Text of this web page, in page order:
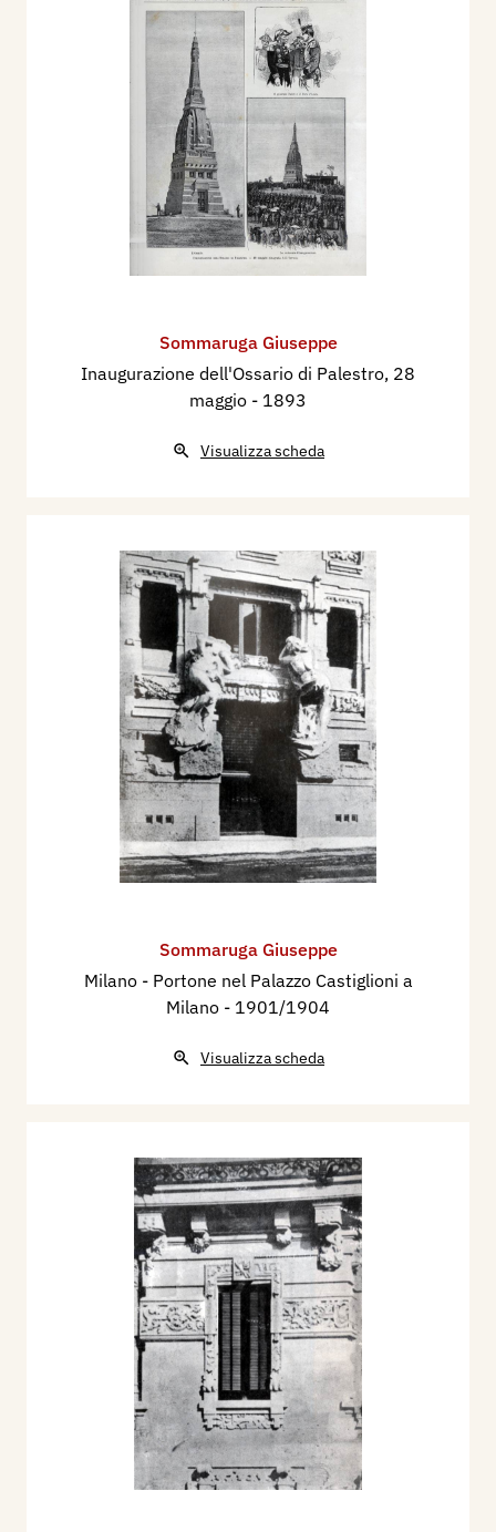
Sommaruga Giuseppe
Inaugurazione dell'Ossario di Palestro, 28
maggio - 1893
Visualizza scheda
Sommaruga Giuseppe
Milano - Portone nel Palazzo Castiglioni a
Milano - 1901/1904
Visualizza scheda